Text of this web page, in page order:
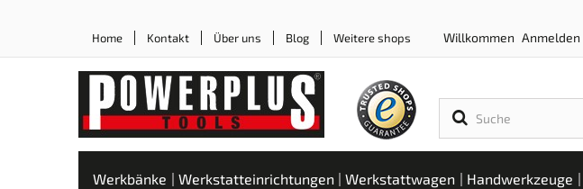
Home Kontakt Über uns Blog Weitere shops Willkommen Anmelden
Werkbänke Werkstatteinrichtungen Werkstattwagen Handwerkzeuge